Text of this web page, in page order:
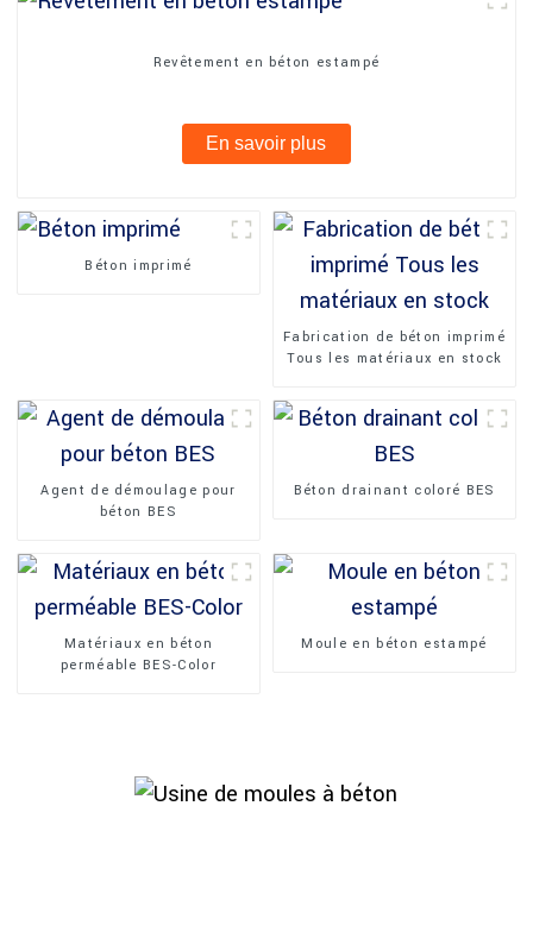
Revêtement en béton estampé
En savoir plus
Béton imprimé
Fabrication de béton imprimé
Tous les matériaux en stock
Agent de démoulage pour
béton BES
Béton drainant coloré BES
Matériaux en béton
perméable BES-Color
Moule en béton estampé